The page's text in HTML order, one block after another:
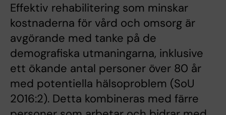
Effektiv rehabilitering som minskar
kostnaderna för vård och omsorg är
avgörande med tanke på de
demografiska utmaningarna, inklusive
ett ökande antal personer över 80 år
med potentiella hälsoproblem (SoU
2016:2). Detta kombineras med färre